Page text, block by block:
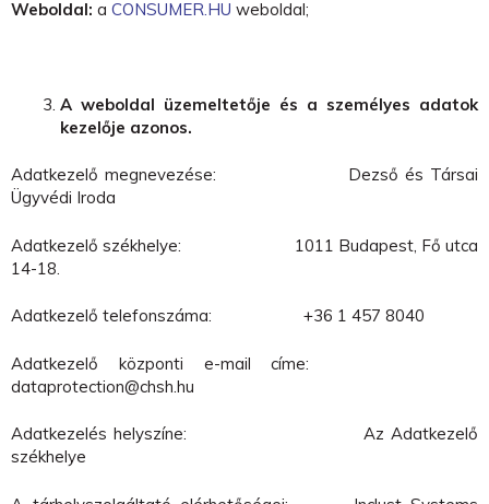
Weboldal: a CONSUMER.HU weboldal;
A weboldal üzemeltetője és a személyes adatok
kezelője azonos.
Adatkezelő megnevezése: Dezső és Társai
Ügyvédi Iroda
Adatkezelő székhelye: 1011 Budapest, Fő utca
14-18.
Adatkezelő telefonszáma: +36 1 457 8040
Adatkezelő központi e-mail címe:
dataprotection@chsh.hu
Adatkezelés helyszíne: Az Adatkezelő
székhelye